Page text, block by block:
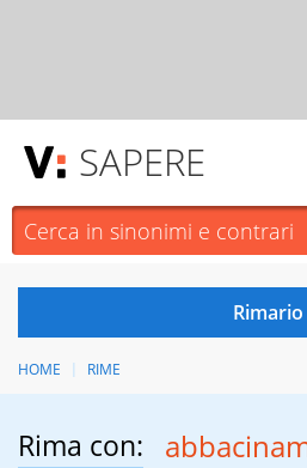
SAPERE
HOME RIME
Rima con: